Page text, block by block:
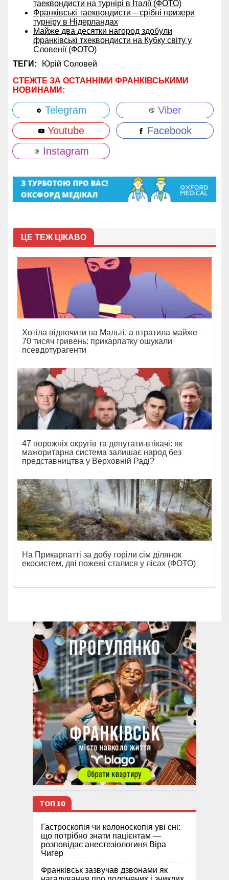
таеквондисти на турнірі в Італії (ФОТО)
Франківські таеквондисти – срібні призери
турніру в Нідерландах
Майже два десятки нагород здобули
франківські тхеквондисти на Кубку світу у
Словенії (ФОТО)
ТЕГИ:
Юрій Соловей
СТЕЖТЕ ЗА ОСТАННІМИ ФРАНКІВСЬКИМИ
НОВИНАМИ:
Telegram
Viber
Youtube
Facebook
Instagram
ЦЕ ТЕЖ ЦІКАВО
Хотіла відпочити на Мальті, а втратила майже
70 тисяч гривень: прикарпатку ошукали
псевдотурагенти
47 порожніх округів та депутати-втікачі: як
мажоритарна система залишає народ без
представництва у Верховній Раді?
На Прикарпатті за добу горіли сім ділянок
екосистем, дві пожежі сталися у лісах (ФОТО)
ТОП 10
Гастроскопія чи колоноскопія уві сні:
що потрібно знати пацієнтам —
розповідає анестезіологиня Віра
Чигер
Франківськ зазвучав дзвонами як